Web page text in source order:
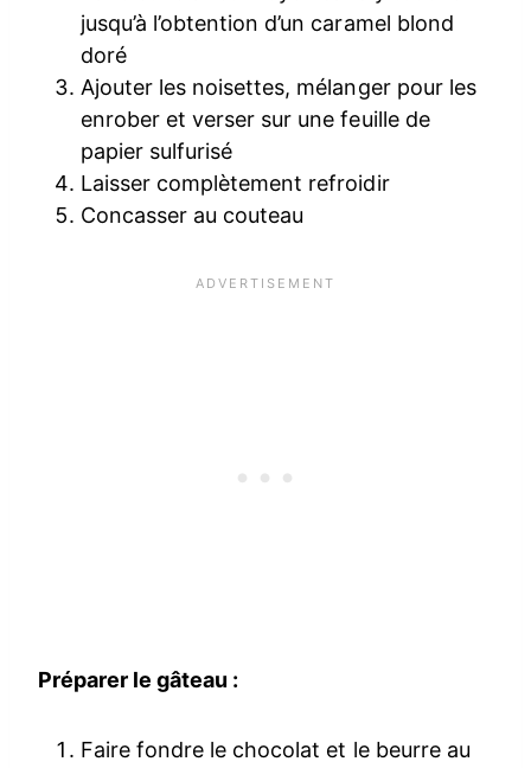
jusqu’à l’obtention d’un caramel blond
doré
Ajouter les noisettes, mélanger pour les
enrober et verser sur une feuille de
papier sulfurisé
Laisser complètement refroidir
Concasser au couteau
Préparer le gâteau :
Faire fondre le chocolat et le beurre au